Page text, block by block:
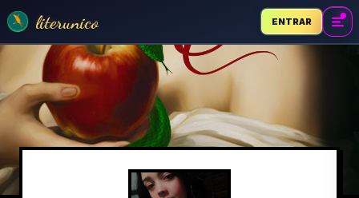
literunico ENTRAR